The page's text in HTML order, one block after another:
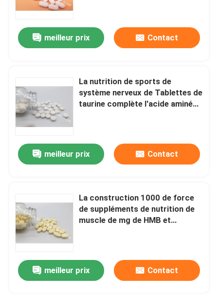
meilleur prix Contact
La nutrition de sports de
système nerveux de Tablettes de
taurine complète l'acide aminé
meilleur prix Contact
La construction 1000 de force
de suppléments de nutrition de
muscle de mg de HMB et
meilleur prix Contact